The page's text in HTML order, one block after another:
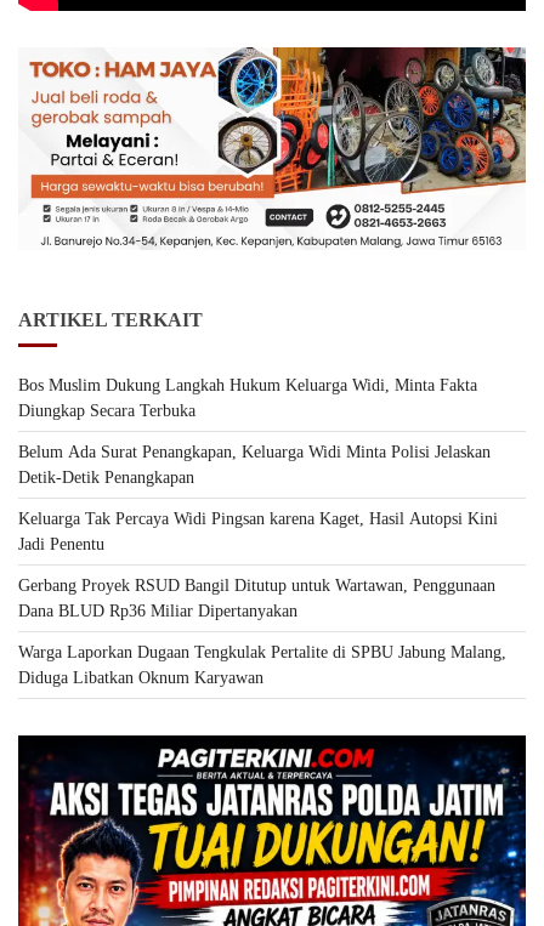
ARTIKEL TERKAIT
Bos Muslim Dukung Langkah Hukum Keluarga Widi, Minta Fakta
Diungkap Secara Terbuka
Belum Ada Surat Penangkapan, Keluarga Widi Minta Polisi Jelaskan
Detik-Detik Penangkapan
Keluarga Tak Percaya Widi Pingsan karena Kaget, Hasil Autopsi Kini
Jadi Penentu
Gerbang Proyek RSUD Bangil Ditutup untuk Wartawan, Penggunaan
Dana BLUD Rp36 Miliar Dipertanyakan
Warga Laporkan Dugaan Tengkulak Pertalite di SPBU Jabung Malang,
Diduga Libatkan Oknum Karyawan